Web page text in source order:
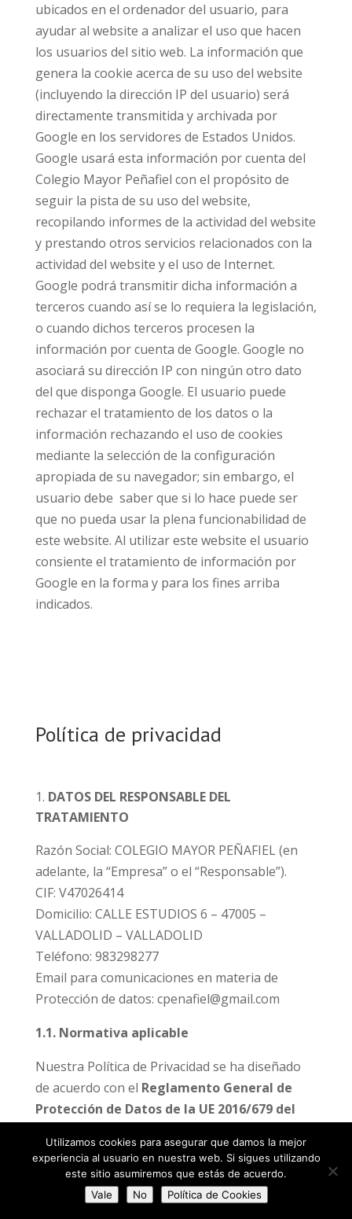
ubicados en el ordenador del usuario, para
ayudar al website a analizar el uso que hacen
los usuarios del sitio web. La información que
genera la cookie acerca de su uso del website
(incluyendo la dirección IP del usuario) será
directamente transmitida y archivada por
Google en los servidores de Estados Unidos.
Google usará esta información por cuenta del
Colegio Mayor Peñafiel con el propósito de
seguir la pista de su uso del website,
recopilando informes de la actividad del website
y prestando otros servicios relacionados con la
actividad del website y el uso de Internet.
Google podrá transmitir dicha información a
terceros cuando así se lo requiera la legislación,
o cuando dichos terceros procesen la
información por cuenta de Google. Google no
asociará su dirección IP con ningún otro dato
del que disponga Google. El usuario puede
rechazar el tratamiento de los datos o la
información rechazando el uso de cookies
mediante la selección de la configuración
apropiada de su navegador; sin embargo, el
usuario debe saber que si lo hace puede ser
que no pueda usar la plena funcionabilidad de
este website. Al utilizar este website el usuario
consiente el tratamiento de información por
Google en la forma y para los fines arriba
indicados.
Política de privacidad
DATOS DEL RESPONSABLE DEL
TRATAMIENTO
Razón Social: COLEGIO MAYOR PEÑAFIEL (en
adelante, la “Empresa” o el “Responsable”).
CIF: V47026414
Domicilio: CALLE ESTUDIOS 6 – 47005 –
VALLADOLID – VALLADOLID
Teléfono: 983298277
Email para comunicaciones en materia de
Protección de datos: cpenafiel@gmail.com
1.1. Normativa aplicable
Nuestra Política de Privacidad se ha diseñado
de acuerdo con el Reglamento General de
Protección de Datos de la UE 2016/679 del
abril de 2016, relativo a la protección de las
personas físicas en lo que respecta al
tratamiento de datos personales y a la libre
Utilizamos cookies para asegurar que damos la mejor
experiencia al usuario en nuestra web. Si sigues utilizando
este sitio asumiremos que estás de acuerdo.
Vale
No Política de Cookies